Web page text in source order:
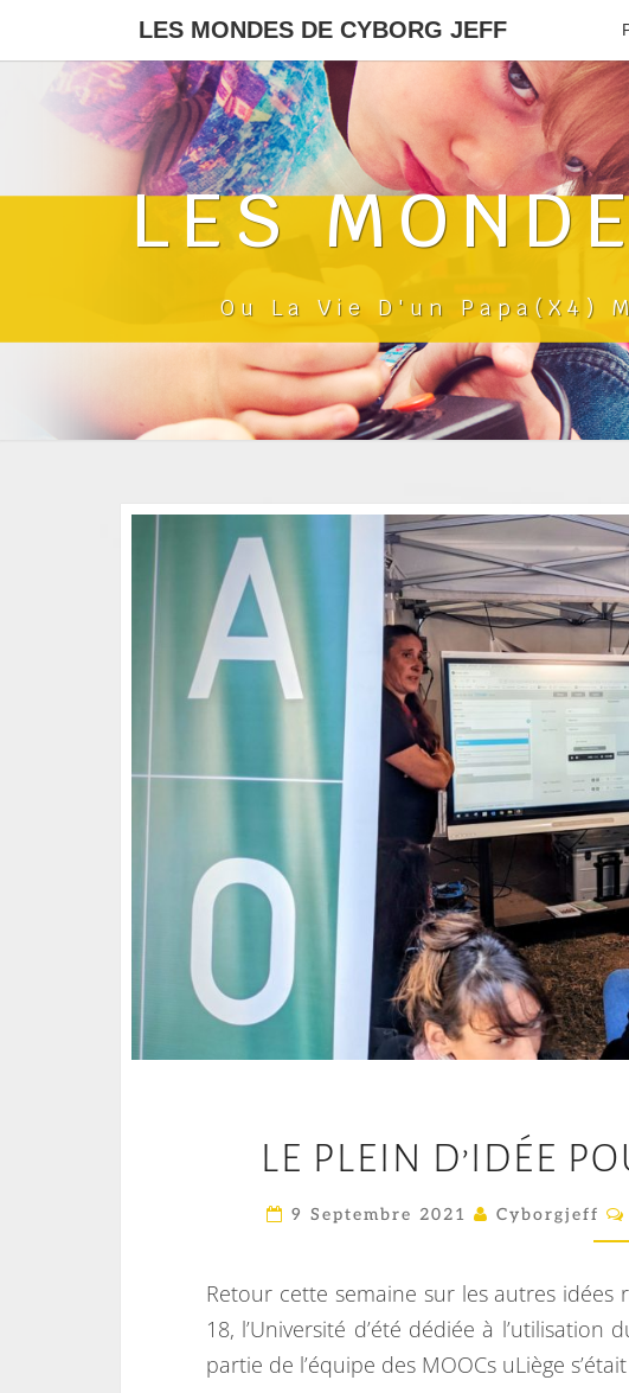
LES MONDES DE CYBORG JEFF
LES
Ou La Vie D'un Papa(x4)
LE PLEIN D’IDÉE
9 Septembre 2021 Cyborgjeff
I
Retour cette semaine sur les autres idées
18, l’Université d’été dédiée à
partie de l’équipe des MOOCs uLiège